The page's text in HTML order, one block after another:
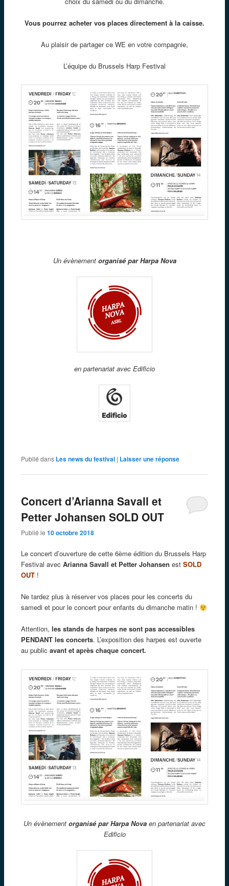
Vous pourrez acheter vos places directement à la caisse.
Au plaisir de partager ce WE en votre compagnie,
L’équipe du Brussels Harp Festival
Un évènement organisé par Harpa Nova
en partenariat avec Edificio
Publié dans Les news du festival | Laisser une réponse
Concert d’Arianna Savall et
Petter Johansen SOLD OUT
Publié le 10 octobre 2018
Le concert d’ouverture de cette 6ème édition du Brussels Harp
Festival avec Arianna Savall et Petter Johansen est SOLD
OUT!
Ne tardez plus à réserver vos places pour les concerts du
samedi et pour le concert pour enfants du dimanche matin !
Attention, les stands de harpes ne sont pas accessibles
PENDANT les concerts. L’exposition des harpes est ouverte
au public avant et après chaque concert.
Un évènement organisé par Harpa Nova en partenariat avec
Edificio